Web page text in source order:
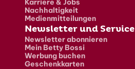
Karriere & Jobs
Nachhaltigkeit
Medienmitteilungen
Newsletter und Service
Newsletter abonnieren
Mein Betty Bossi
Werbung buchen
Geschenkkarten